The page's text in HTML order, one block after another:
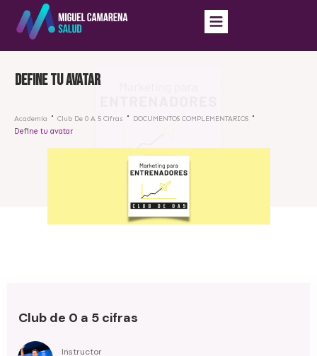
Define tu avatar
Academia Club De 0 A 5 Cifras DOCUMENTOS COMPLEMENTARIOS
Define tu avatar
Club de 0 a 5 cifras
Instructor